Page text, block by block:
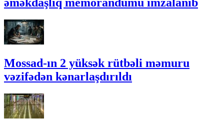
əməkdaşlıq memorandumu imzalanıb
Mossad-ın 2 yüksək rütbəli məmuru
vəzifədən kənarlaşdırıldı